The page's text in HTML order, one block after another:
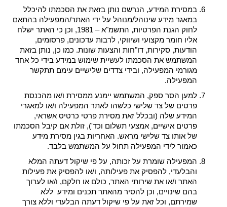
במסירת המידע, הנרשם נותן בזאת את הסכמתו להיכלל
במאגר מידע שינוהל/מנוהל על ידי האתר/המפעילה בהתאם
לחוק הגנת הפרטיות, התשמ"א – 1981, וכן כי האתר ישלח
אליו חומר מקצועי ושיווקי, לרבות עדכונים, פרסומים,
הודעות, סקירות, דו"חות והצעות שונות. כמו כן, נותן בזאת
המשתמש את הסכמתו לעשיית שימוש במידע בידי כל אחד
מגורמי המפעילה, ובידי צדדים שלישיים עימם תתקשר
המפעילה.
למען הסר ספק, המשתמש יימנע ממסירת ו/או מהכנסת
פרטים של צד שלישי כלשהו לאתר המפעילה ו/או למאגרי
המידע שלה (ובכלל זאת מסירת פרטי כרטיס אשראי,
פרטים אישיים, אמצעי תשלום וכד'), זולת אם קיבל הסכמתו
של אותו צד שלישי מראש. האחריות בגין מסירת מידע
כאמור לידי המפעילה תחול על המשתמש בלבד.
המפעילה שומרת על זכותה, על פי שיקול דעתה המלא
והבלעדי, להפסיק את פעילותה, ו/או להפסיק את פעילות
האתר ו/או את שירותי האתר, כולם או חלקם, ו/או לערוך
בהם שינויים, וכן להסיר מהאתר תכנים ומידע ללא
שמירתם, וכל זאת על פי שיקול דעתה הבלעדי וללא צורך